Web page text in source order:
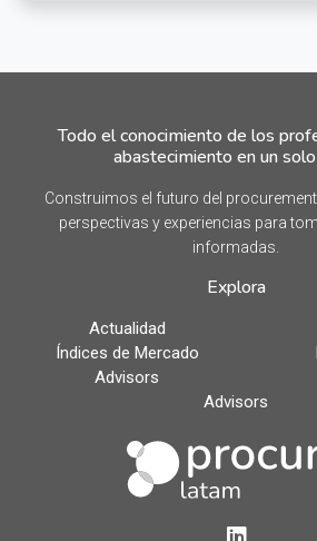
Todo el conocimiento de los
abastecimiento en un
Construimos el futuro del
perspectivas y experiencias para
informadas.
Explora
Actualidad
Índices de Mercado
Advisors
Advisors
LinkedIn